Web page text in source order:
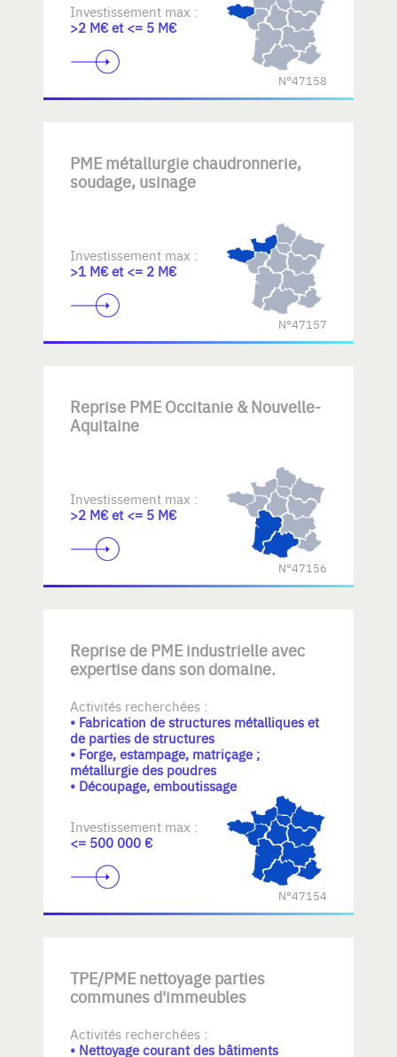
Investissement max :
>2 M€ et <= 5 M€
N°47158
PME métallurgie chaudronnerie,
soudage, usinage
Investissement max :
>1 M€ et <= 2 M€
N°47157
Reprise PME Occitanie & Nouvelle-
Aquitaine
Investissement max :
>2 M€ et <= 5 M€
N°47156
Reprise de PME industrielle avec
expertise dans son domaine.
Activités recherchées :
• Fabrication de structures métalliques et
de parties de structures
• Forge, estampage, matriçage ;
métallurgie des poudres
• Découpage, emboutissage
Investissement max :
<= 500 000 €
N°47154
TPE/PME nettoyage parties
communes d'immeubles
Activités recherchées :
• Nettoyage courant des bâtiments